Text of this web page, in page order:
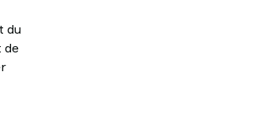
du
de